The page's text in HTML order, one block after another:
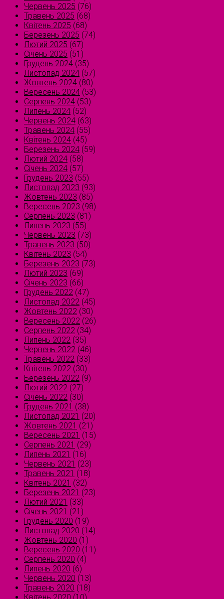
Червень 2025 (76)
Травень 2025 (68)
Квітень 2025 (68)
Березень 2025 (74)
Лютий 2025 (67)
Січень 2025 (51)
Грудень 2024 (35)
Листопад 2024 (57)
Жовтень 2024 (80)
Вересень 2024 (53)
Серпень 2024 (53)
Липень 2024 (52)
Червень 2024 (63)
Травень 2024 (55)
Квітень 2024 (45)
Березень 2024 (59)
Лютий 2024 (58)
Січень 2024 (57)
Грудень 2023 (55)
Листопад 2023 (93)
Жовтень 2023 (85)
Вересень 2023 (98)
Серпень 2023 (81)
Липень 2023 (55)
Червень 2023 (73)
Травень 2023 (50)
Квітень 2023 (54)
Березень 2023 (73)
Лютий 2023 (69)
Січень 2023 (66)
Грудень 2022 (47)
Листопад 2022 (45)
Жовтень 2022 (30)
Вересень 2022 (26)
Серпень 2022 (34)
Липень 2022 (35)
Червень 2022 (46)
Травень 2022 (33)
Квітень 2022 (30)
Березень 2022 (9)
Лютий 2022 (27)
Січень 2022 (30)
Грудень 2021 (38)
Листопад 2021 (20)
Жовтень 2021 (21)
Вересень 2021 (15)
Серпень 2021 (29)
Липень 2021 (16)
Червень 2021 (23)
Травень 2021 (18)
Квітень 2021 (32)
Березень 2021 (23)
Лютий 2021 (33)
Січень 2021 (21)
Грудень 2020 (19)
Листопад 2020 (14)
Жовтень 2020 (1)
Вересень 2020 (11)
Серпень 2020 (4)
Липень 2020 (6)
Червень 2020 (13)
Травень 2020 (18)